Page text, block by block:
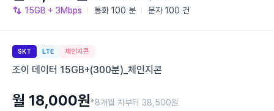
15GB + 3Mbps 통화 100 분 문자 100 건
SKT LTE 체인지콘
조이 데이터 15GB+(300분)_체인지콘
월 18,000원*8개월 차부터 38,500원